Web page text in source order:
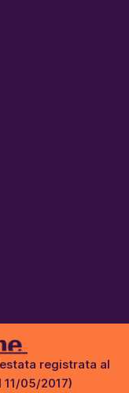
registrata al
05/2017)